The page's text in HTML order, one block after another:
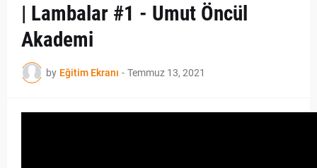
| Lambalar #1 - Umut Öncül
Akademi
by Eğitim Ekranı - Temmuz 13, 2021